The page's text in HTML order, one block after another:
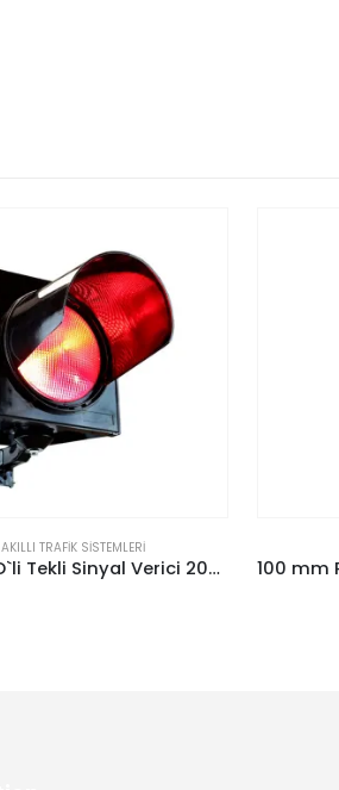
AKILLI TRAFIK SISTEMLERI
100 mm Power LED’li İkili Sinyal Verici